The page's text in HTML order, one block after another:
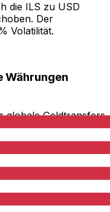
die ILS zu USD
Der
Volatilität.
Währungen
globale Geldtransfers
Währungen
einrichten und
versteckte